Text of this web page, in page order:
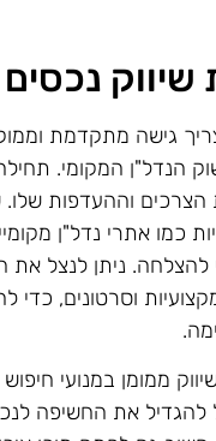
נכסים
גישה מתקדמת
הנדל"ן המקומי.
וההעדפות שלו.
כמו אתרי נדל"ן
ניתן לנצל את
וסרטונים, כדי
ממומן במנועי חיפוש
את החשיפה